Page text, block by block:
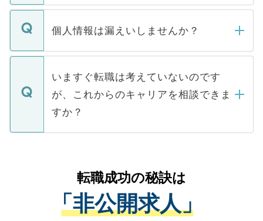
ません。
■応募殺到を避けるため 人気のある医療機
関を公にしてしまうと、応募が殺到する場
に、医療機関が求める条件に合った人材の
みを人材紹介会社に依頼するケースが増え
ています。
転職・入職を強要することは一切ありませ
ん。また、仮に応募先から内定をいただい
定を承諾する必要はありません。内定先へ
の辞退の連絡はキャリアパートナーが行い
個人情報は漏えいしませんか？
個人情報が漏えいすることはありませんの
で、ご安心ください。当サイトからの登録
などで収集したご登録者様の個人情報は、
ご本人のキャリアアップおよび転職活動の
支援を目的に使用いたします。お預かりし
ているすべての個人データはご本人の許可
は、個人情報の取り扱いについての厳密な
管理基準を満たした事業者のみに付与され
る、プライバシーマークを取得済みです。
いますぐ転職は考えていないのです
が、これからのキャリアを相談できま
すか？
かがいして、現在の医療機関の状況や紹介
経験をまじえながら、適切なアドバイスを
させていただきます。すぐにご転職をされ
ない方には、長期的なサポートが可能です
転職成功の秘訣は
「非公開求人」